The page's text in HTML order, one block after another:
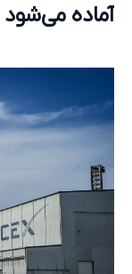
آماده می‌شود